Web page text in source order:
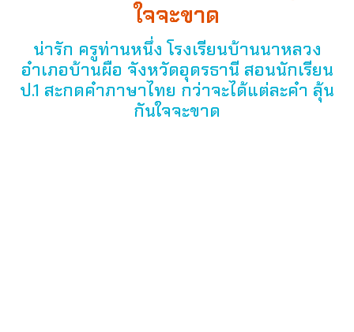
ใจจะขาด
น่ารัก ครูท่านหนึ่ง โรงเรียนบ้านนาหลวง
อำเภอบ้านผือ จังหวัดอุดรธานี สอนนักเรียน
ป.1 สะกดคำภาษาไทย กว่าจะได้แต่ละคำ ลุ้น
กันใจจะขาด